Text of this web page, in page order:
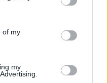
its third-party tags to
purposes in below Google
of my
my